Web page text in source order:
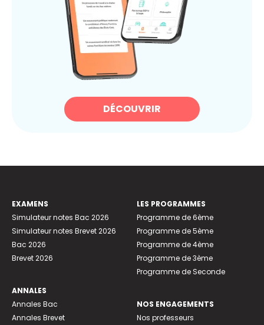
DÉCOUVRIR
EXAMENS
Simulateur notes Bac 2026
Simulateur notes Brevet 2026
Bac 2026
Brevet 2026
ANNALES
Annales Bac
Annales Brevet
LES PROGRAMMES
Programme de 6ème
Programme de 5ème
Programme de 4ème
Programme de 3ème
Programme de Seconde
NOS ENGAGEMENTS
Nos professeurs